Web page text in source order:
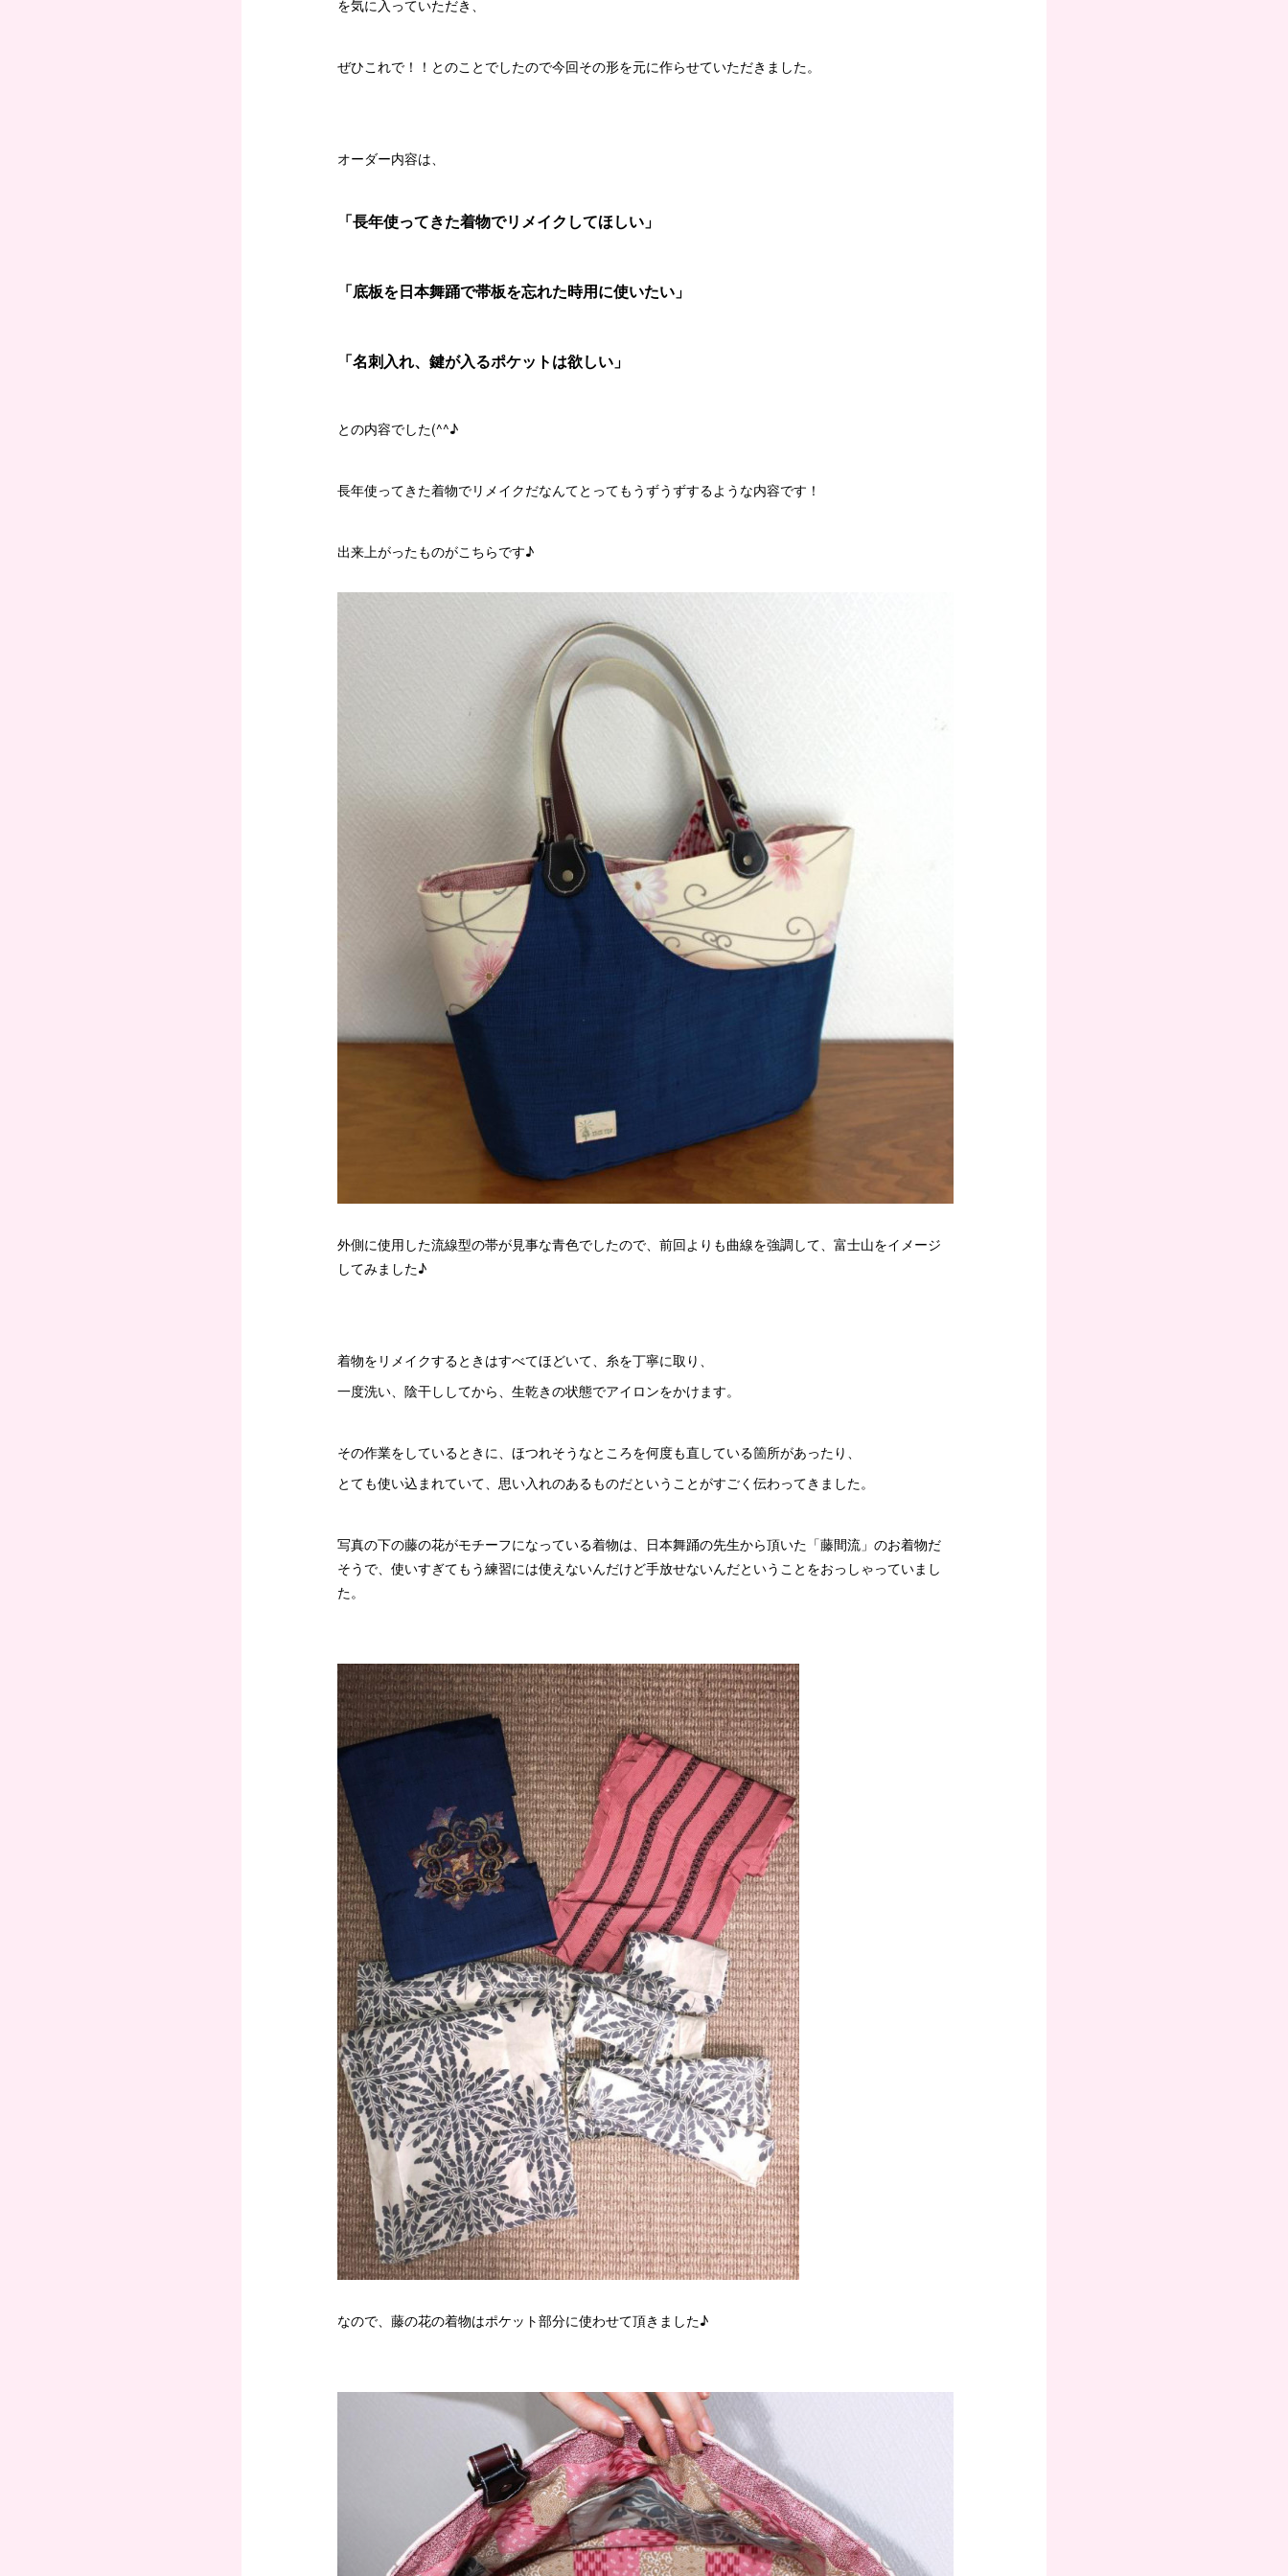
を気に入っていただき、
ぜひこれで！！とのことでしたので今回その形を元に作らせていただきました。
オーダー内容は、
「長年使ってきた着物でリメイクしてほしい」
「底板を日本舞踊で帯板を忘れた時用に使いたい」
「名刺入れ、鍵が入るポケットは欲しい」
との内容でした(^^♪
長年使ってきた着物でリメイクだなんてとってもうずうずするような内容です！
出来上がったものがこちらです♪
外側に使用した流線型の帯が見事な青色でしたので、前回よりも曲線を強調して、富士山をイメージ
してみました♪
着物をリメイクするときはすべてほどいて、糸を丁寧に取り、
一度洗い、陰干ししてから、生乾きの状態でアイロンをかけます。
その作業をしているときに、ほつれそうなところを何度も直している箇所があったり、
とても使い込まれていて、思い入れのあるものだということがすごく伝わってきました。
写真の下の藤の花がモチーフになっている着物は、日本舞踊の先生から頂いた「藤間流」のお着物だ
そうで、使いすぎてもう練習には使えないんだけど手放せないんだということをおっしゃっていまし
た。
なので、藤の花の着物はポケット部分に使わせて頂きました♪